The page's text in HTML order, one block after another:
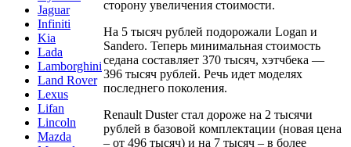
Jaguar
Infiniti
Kia
Lada
Lamborghini
Land Rover
Lexus
Lifan
Lincoln
Mazda
сторону увеличения стоимости.
На 5 тысяч рублей подорожали Logan и
Sandero. Теперь минимальная стоимость
седана составляет 370 тысяч, хэтчбека —
396 тысяч рублей. Речь идет моделях
последнего поколения.
Renault Duster стал дороже на 2 тысячи
рублей в базовой комплектации (новая цена
– от 496 тысяч) и на 7 тысяч – в более